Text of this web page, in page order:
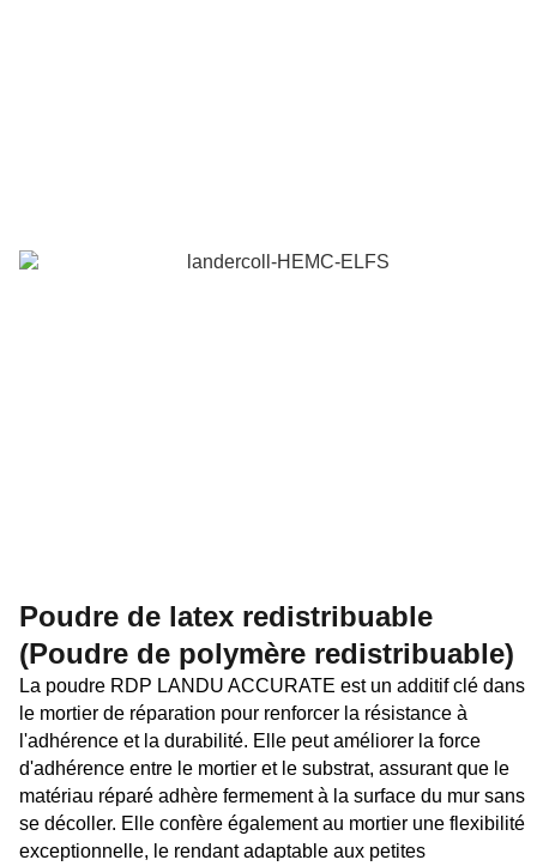
Poudre de latex redistribuable
(Poudre de polymère redistribuable)
La poudre RDP LANDU ACCURATE est un additif clé dans
le mortier de réparation pour renforcer la résistance à
l'adhérence et la durabilité. Elle peut améliorer la force
d'adhérence entre le mortier et le substrat, assurant que le
matériau réparé adhère fermement à la surface du mur sans
se décoller. Elle confère également au mortier une flexibilité
exceptionnelle, le rendant adaptable aux petites